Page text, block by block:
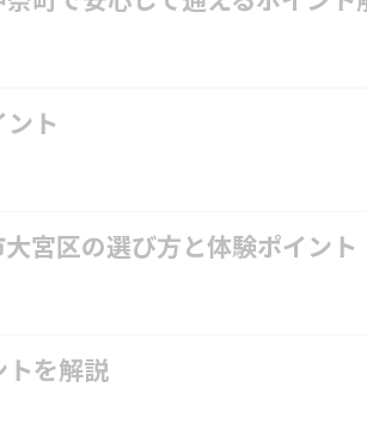
ト
宮区の選び方と体験ポイント
トを解説